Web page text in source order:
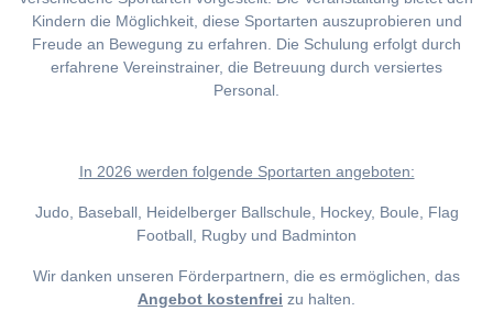
Kindern die Möglichkeit, diese Sportarten auszuprobieren und
Freude an Bewegung zu erfahren. Die Schulung erfolgt durch
erfahrene Vereinstrainer, die Betreuung durch versiertes
Personal.
In 2026 werden folgende Sportarten angeboten:
Judo, Baseball, Heidelberger Ballschule, Hockey, Boule, Flag
Football, Rugby und Badminton
Wir danken unseren Förderpartnern, die es ermöglichen, das
Angebot kostenfrei zu halten.